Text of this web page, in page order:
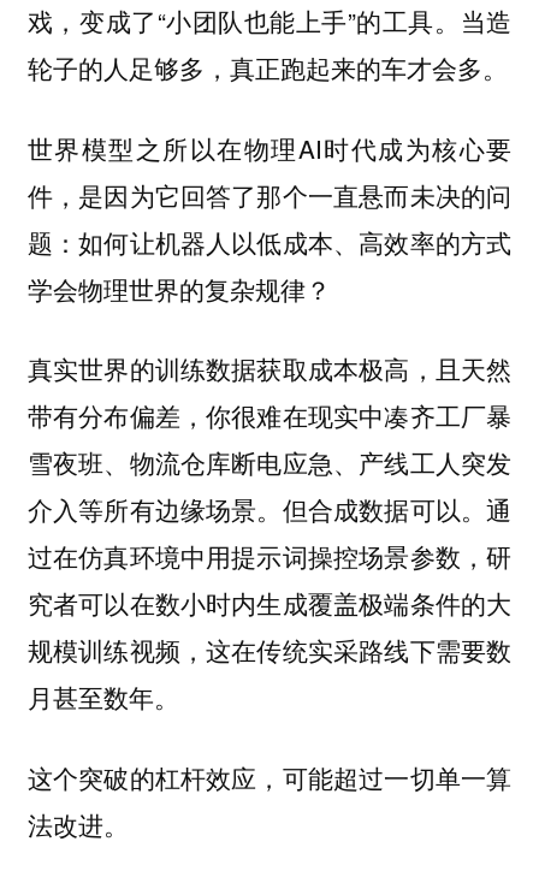
戏，变成了“小团队也能上手”的工具。当造
轮子的人足够多，真正跑起来的车才会多。
世界模型之所以在物理AI时代成为核心要
件，是因为它回答了那个一直悬而未决的问
题：如何让机器人以低成本、高效率的方式
学会物理世界的复杂规律？
真实世界的训练数据获取成本极高，且天然
带有分布偏差，你很难在现实中凑齐工厂暴
雪夜班、物流仓库断电应急、产线工人突发
介入等所有边缘场景。但合成数据可以。通
过在仿真环境中用提示词操控场景参数，研
究者可以在数小时内生成覆盖极端条件的大
规模训练视频，这在传统实采路线下需要数
月甚至数年。
这个突破的杠杆效应，可能超过一切单一算
法改进。